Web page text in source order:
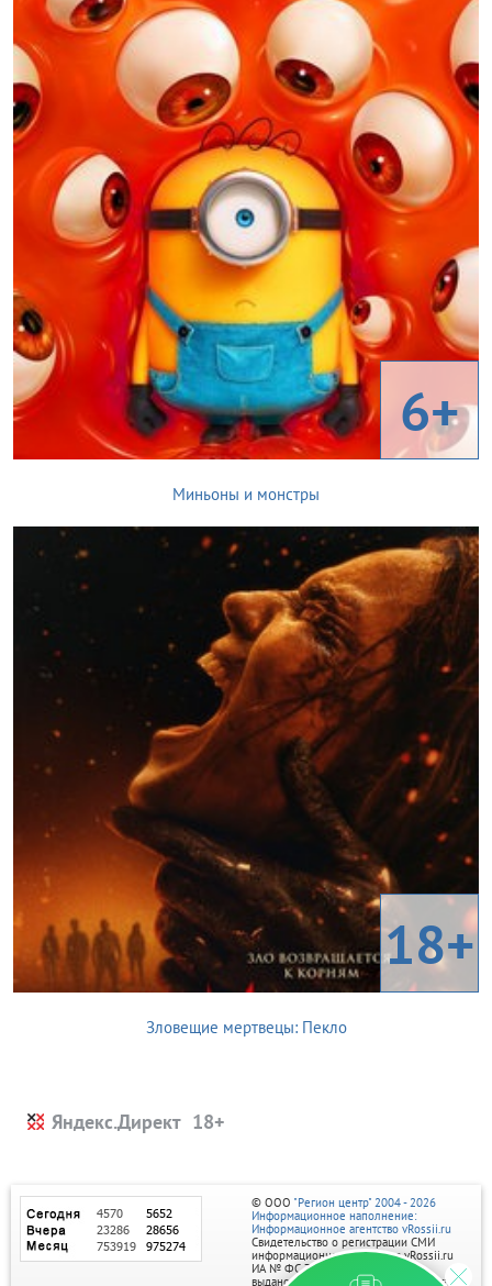
6+
Миньоны и монстры
18+
Зловещие мертвецы: Пекло
Яндекс.Директ
© ООО "Регион центр" 2004 - 2026
Информационное наполнение:
Информационное агентство vRossii.ru
Свидетельство о регистрации СМИ
информационного агентства vRossii.ru
ИА № ФС 77‑35502
выдано РОСКОМНАДЗОРом 04 марта